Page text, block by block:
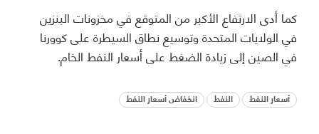
كما أدى الارتفاع الأكبر من المتوقع في مخزونات البنزين
في الولايات المتحدة وتوسيع نطاق السيطرة على كوورنا
في الصين إلى زيادة الضغط على أسعار النفط الخام.
أسعار النفط النفط انخفاض أسعار النفط